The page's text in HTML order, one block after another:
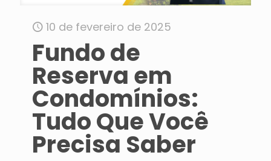
10 de fevereiro de 2025
Fundo de
Reserva em
Condomínios:
Tudo Que Você
Precisa Saber